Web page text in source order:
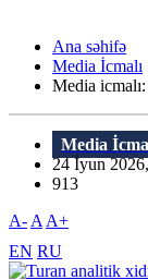
Ana səhifə
Media İcmalı
Media
Media
24 İyun
913
A- A A+
EN RU